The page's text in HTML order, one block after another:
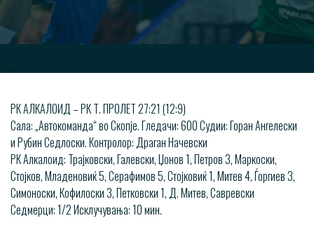
-->
РК АЛКАЛОИД – РК Т. ПРОЛЕТ 27:21 (12:9)
Сала: „Автокоманда“ во Скопје. Гледачи: 600 Судии: Горан Ангелески
и Рубин Седлоски. Контролор: Драган Начевски
РК Алкалоид: Трајковски, Галевски, Џонов 1, Петров 3, Маркоски,
Стојков, Младеновиќ 5, Серафимов 5, Стојковиќ 1, Митев 4, Ѓоргиев 3,
Симоноски, Кофилоски 3, Петковски 1, Д. Митев, Савревски
Седмерци: 1/2 Исклучувања: 10 мин.